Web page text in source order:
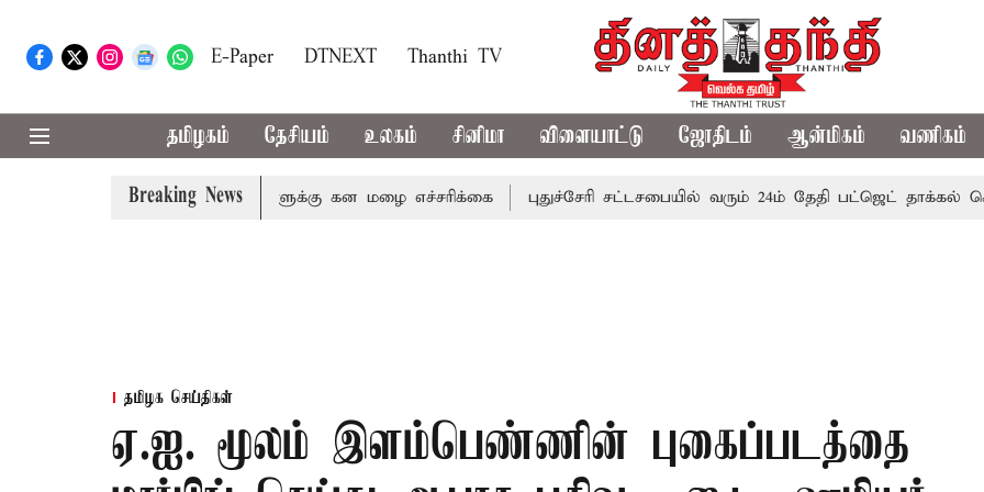
E-Paper DTNEXT Thanthi TV
தமிழகம் தேசியம் உலகம் சினிமா விளையாட்டு ஜோதிடம் ஆன்மிகம் வணிகம்
Breaking News
ஆகிய மாவட்டங்களுக்கு கன மழை எச்சரிக்கை புதுச்சேரி சட்டசபையில் வரும் 24ம் தேதி பட்ஜெட் தாக்கல்
தமிழக செய்திகள்
ஏ.ஐ. மூலம் இளம்பெண்ணின் புகைப்படத்தை